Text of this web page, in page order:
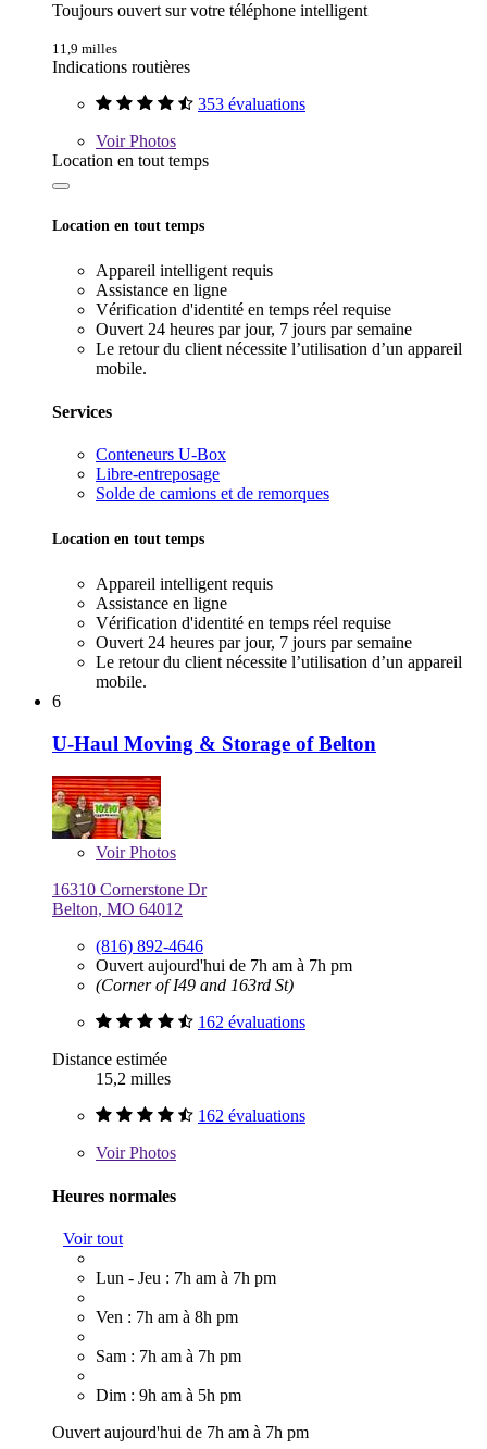
Toujours ouvert sur votre téléphone intelligent
11,9 milles
Indications routières
353 évaluations
VoirPhotos
Location en tout temps
Location en tout temps
Appareil intelligent requis
Assistance en ligne
Vérification d'identité en temps réel requise
Ouvert 24 heures par jour, 7 jours par semaine
Le retour du client nécessite l’utilisation d’un appareil
mobile.
Services
Conteneurs U-Box
Libre-entreposage
Solde de camions et de remorques
Location en tout temps
Appareil intelligent requis
Assistance en ligne
Vérification d'identité en temps réel requise
Ouvert 24 heures par jour, 7 jours par semaine
Le retour du client nécessite l’utilisation d’un appareil
mobile.
6
U-Haul Moving & Storage of Belton
VoirPhotos
16310 Cornerstone Dr
Belton, MO 64012
(816) 892-4646
Ouvert aujourd'hui de 7h am à 7h pm
(Corner of I49 and 163rd St)
162 évaluations
Distance estimée
15,2 milles
162 évaluations
VoirPhotos
Heures normales
Voir tout
Lun - Jeu : 7h am à 7h pm
Ven : 7h am à 8h pm
Sam : 7h am à 7h pm
Dim : 9h am à 5h pm
Ouvert aujourd'hui de 7h am à 7h pm